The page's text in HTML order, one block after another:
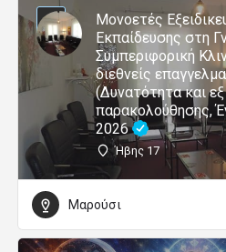
Μονοετές
Εκπαίδευσης στη
Συμπεριφορική
διεθνείς
(Δυνατότητα και
παρακολούθησης,
2026
Ήβης 17
Μαρούσι